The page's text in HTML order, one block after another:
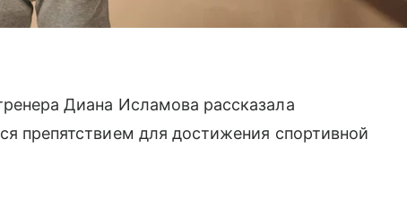
Диана Исламова рассказала
препятствием для достижения спортивной